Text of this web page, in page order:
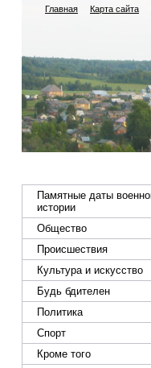
Главная Карта сайта
Памятные даты
истории
Общество
Происшествия
Культура и искусство
Будь бдителен
Политика
Спорт
Кроме того